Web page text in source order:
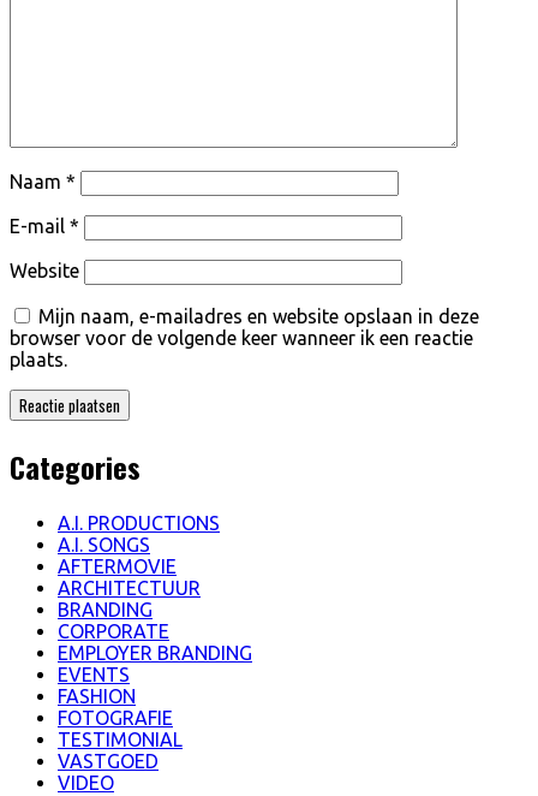
Naam *
E-mail *
Website
Mijn naam, e-mailadres en website opslaan in deze
browser voor de volgende keer wanneer ik een reactie
plaats.
Categories
A.I. PRODUCTIONS
A.I. SONGS
AFTERMOVIE
ARCHITECTUUR
BRANDING
CORPORATE
EMPLOYER BRANDING
EVENTS
FASHION
FOTOGRAFIE
TESTIMONIAL
VASTGOED
VIDEO